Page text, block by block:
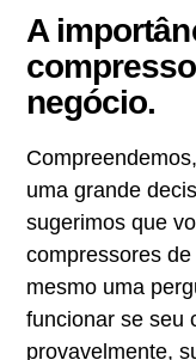
A
negócio.
uma grande
sugerimos que
compressores
mesmo uma
funcionar se seu
provavelmente,